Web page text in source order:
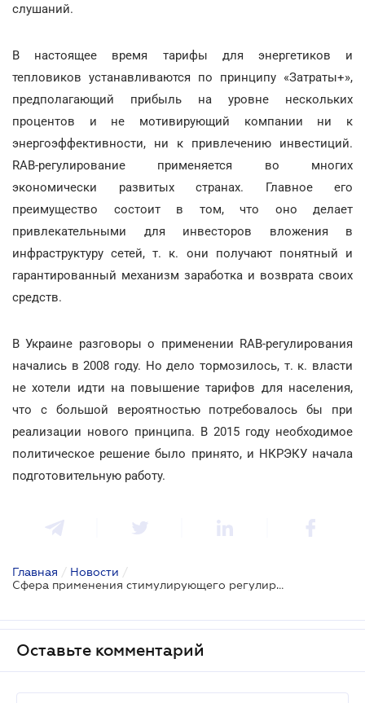
слушаний.
В настоящее время тарифы для энергетиков и
тепловиков устанавливаются по принципу «Затраты+»,
предполагающий прибыль на уровне нескольких
процентов и не мотивирующий компании ни к
энергоэффективности, ни к привлечению инвестиций.
RAB-регулирование применяется во многих
экономически развитых странах. Главное его
преимущество состоит в том, что оно делает
привлекательными для инвесторов вложения в
инфраструктуру сетей, т. к. они получают понятный и
гарантированный механизм заработка и возврата своих
средств.
В Украине разговоры о применении RAB-регулирования
начались в 2008 году. Но дело тормозилось, т. к. власти
не хотели идти на повышение тарифов для населения,
что с большой вероятностью потребовалось бы при
реализации нового принципа. В 2015 году необходимое
политическое решение было принято, и НКРЭКУ начала
подготовительную работу.
Главная / Новости /
Сфера применения стимулирующего регулирования вскоре может быть расширена
Оставьте комментарий